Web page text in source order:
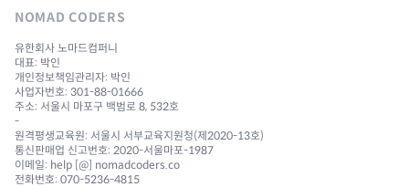
NOMAD CODERS
유한회사 노마드컴퍼니
대표: 박인
개인정보책임관리자: 박인
사업자번호: 301-88-01666
주소: 서울시 마포구 백범로 8, 532호
-
원격평생교육원: 서울시 서부교육지원청(제2020-13호)
통신판매업 신고번호: 2020-서울마포-1987
이메일: help [@] nomadcoders.co
전화번호: 070-5236-4815